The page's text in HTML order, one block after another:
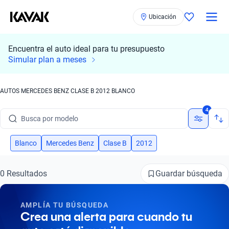
Ubicación
Encuentra el auto ideal para tu presupuesto
Simular plan a meses
AUTOS MERCEDES BENZ CLASE B 2012 BLANCO
Busca por modelo
Busca por versión
Busca por marca
Busca por modelo
4
Blanco Mercedes Benz Clase B 2012
0 Resultados Guardar búsqueda
AMPLÍA TU BÚSQUEDA
Crea una alerta para cuando tu